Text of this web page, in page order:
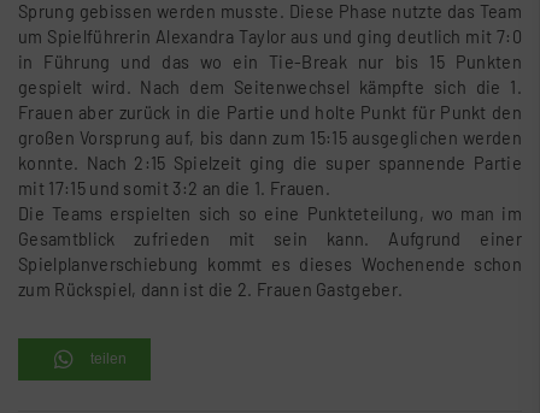
Sprung gebissen werden musste. Diese Phase nutzte das Team
um Spielführerin Alexandra Taylor aus und ging deutlich mit 7:0
in Führung und das wo ein Tie-Break nur bis 15 Punkten
gespielt wird. Nach dem Seitenwechsel kämpfte sich die 1.
Frauen aber zurück in die Partie und holte Punkt für Punkt den
großen Vorsprung auf, bis dann zum 15:15 ausgeglichen werden
konnte. Nach 2:15 Spielzeit ging die super spannende Partie
mit 17:15 und somit 3:2 an die 1. Frauen.
Die Teams erspielten sich so eine Punkteteilung, wo man im
Gesamtblick zufrieden mit sein kann. Aufgrund einer
Spielplanverschiebung kommt es dieses Wochenende schon
zum Rückspiel, dann ist die 2. Frauen Gastgeber.
teilen